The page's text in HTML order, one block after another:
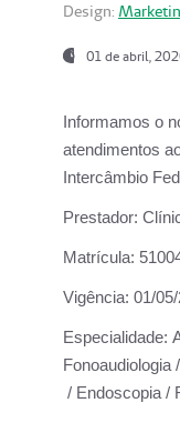
Design:
01 de abril,
Informamos o
atendimentos
Intercâmbio
Prestador:
Matrícula:
Vigência: 01/
Especialidade:
Fonoaudiologia
/ Endoscopia /